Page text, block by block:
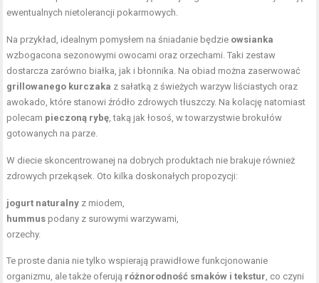
ewentualnych nietolerancji pokarmowych.
Na przykład, idealnym pomysłem na śniadanie będzie owsianka
wzbogacona sezonowymi owocami oraz orzechami. Taki zestaw
dostarcza zarówno białka, jak i błonnika. Na obiad można zaserwować
grillowanego kurczaka z sałatką z świeżych warzyw liściastych oraz
awokado, które stanowi źródło zdrowych tłuszczy. Na kolację natomiast
polecam pieczoną rybę, taką jak łosoś, w towarzystwie brokułów
gotowanych na parze.
W diecie skoncentrowanej na dobrych produktach nie brakuje również
zdrowych przekąsek. Oto kilka doskonałych propozycji:
jogurt naturalny z miodem,
hummus podany z surowymi warzywami,
orzechy.
Te proste dania nie tylko wspierają prawidłowe funkcjonowanie
organizmu, ale także oferują różnorodność smaków i tekstur, co czyni